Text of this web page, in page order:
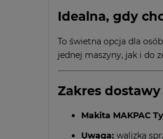
Idealna, gdy
To świetna opcja dla
jednej maszyny, jak i do
Zakres dostawy
Makita MAKPAC
Uwaga: walizka